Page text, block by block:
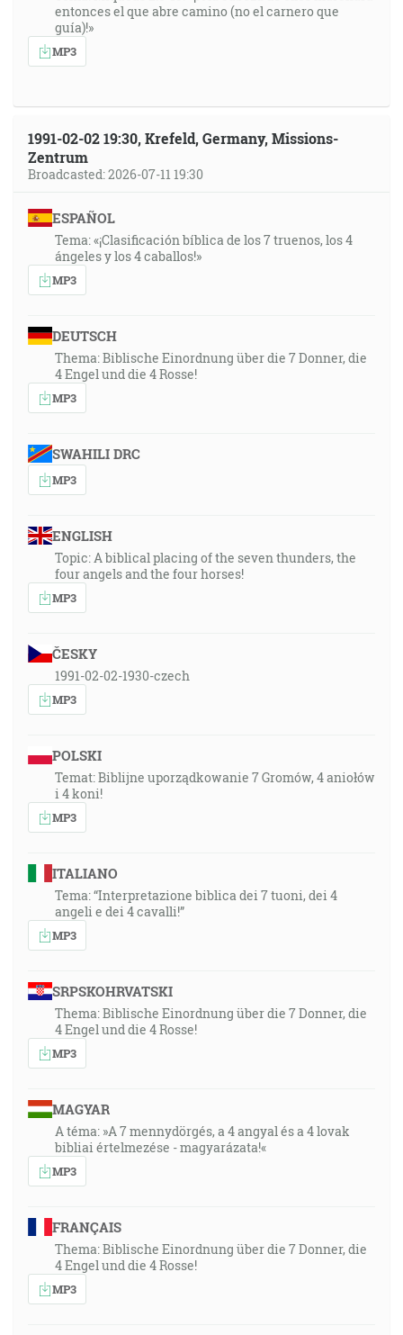
entonces el que abre camino (no el carnero que
guía)!»
MP3
1991-02-02 19:30, Krefeld, Germany, Missions-
Zentrum
Broadcasted: 2026-07-11 19:30
ESPAÑOL
Tema: «¡Clasificación bíblica de los 7 truenos, los 4
ángeles y los 4 caballos!»
MP3
DEUTSCH
Thema: Biblische Einordnung über die 7 Donner, die
4 Engel und die 4 Rosse!
MP3
SWAHILI DRC
MP3
ENGLISH
Topic: A biblical placing of the seven thunders, the
four angels and the four horses!
MP3
ČESKY
1991-02-02-1930-czech
MP3
POLSKI
Temat: Biblijne uporządkowanie 7 Gromów, 4 aniołów
i 4 koni!
MP3
ITALIANO
Tema: “Interpretazione biblica dei 7 tuoni, dei 4
angeli e dei 4 cavalli!”
MP3
SRPSKOHRVATSKI
Thema: Biblische Einordnung über die 7 Donner, die
4 Engel und die 4 Rosse!
MP3
MAGYAR
A téma: »A 7 mennydörgés, a 4 angyal és a 4 lovak
bibliai értelmezése - magyarázata!«
MP3
FRANÇAIS
Thema: Biblische Einordnung über die 7 Donner, die
4 Engel und die 4 Rosse!
MP3